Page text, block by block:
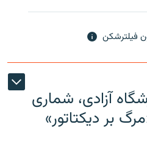
فیلترشکن
آزادی، شماری
بر دیکتاتور»